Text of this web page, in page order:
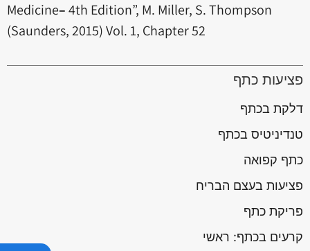
פציעות כתף
דלקת בכתף
טנדיניטיס בכתף
כתף קפואה
פציעות בעצם הבריח
פריקת כתף
קרעים בכתף: ראשי
Medicine–4th Edition”, M. Miller, S. Thompson
(Saunders, 2015) Vol. 1, Chapter 52